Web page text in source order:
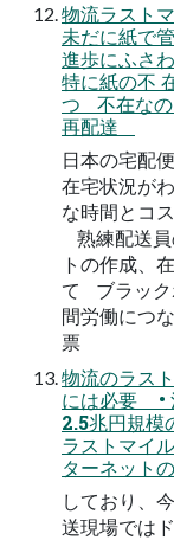
物流ラスト
未だに紙で
進歩にふさ
特に紙の不
つ 不在な
再配達
日本の宅配
在宅状況が
な時間とコ
熟練配送
トの作成、
て ブラック
間労働につ
票
物流のラス
には必要 •
2.5兆円規
ラストマイ
ターネット
しており、
送現場では